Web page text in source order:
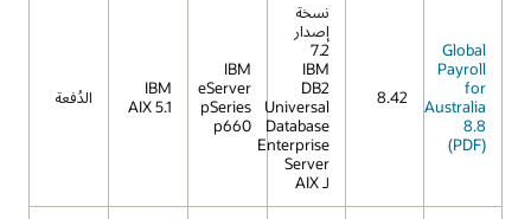
Global
Payroll
for
Australia
8.8
(PDF)
8.42
نسخة
إصدار
7.2
IBM
DB2
Universal
Database
Enterprise
Server
لـ AIX
IBM
eServer
pSeries
p660
IBM
AIX 5.1
الدُفعة